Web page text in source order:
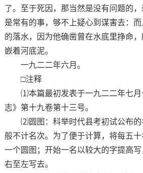
了。至于死因，那当然是没有问题的
是常有的事，够不上疑心到谋害去：
的落水，因为他确凿曾在水底里挣命
嵌着河底泥。
一九二二年六月。
□注释
⑴本篇最初发表于一九二二年七月
志》第十九卷第十三号。
⑵圆图：科举时代县考初试公布的
般不计名次。为了便于计算，将每五
一个圆图；开始一名以较大的字提高
右至左写去。